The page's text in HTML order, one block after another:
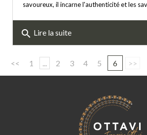
savoureux, il incarne l'authenticité et les
search Lire la suite
<< 1 ... 2 3 4 5 6 >>